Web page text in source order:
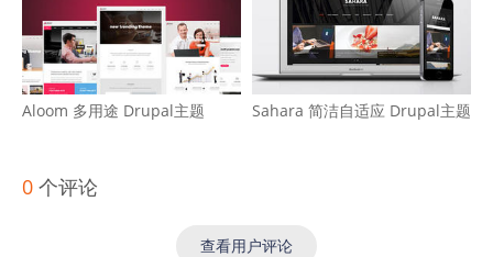
Aloom 多用途 Drupal主题 Sahara 简洁自适应 Drupal主题
0 个评论
查看用户评论